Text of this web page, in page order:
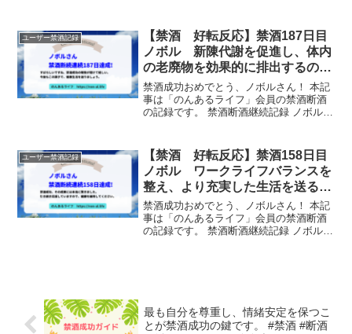
ターからのメッセージ 禁酒、素晴らしい
努力と結果を...
ユーザー禁酒記録
【禁酒 好転反応】禁酒187日目
ノボル 新陳代謝を促進し、体内
の老廃物を効果的に排出するのに
役立ちます。
禁酒成功おめでとう、ノボルさん！ 本記
事は「のんあるライフ」会員の禁酒断酒
の記録です。 禁酒断酒継続記録 ノボルさ
すね、禁酒成功の報告が聞けて嬉しい。
今後もこの調...
ユーザー禁酒記録
【禁酒 好転反応】禁酒158日目
ノボル ワークライフバランスを
整え、より充実した生活を送るこ
とができます。
禁酒成功おめでとう、ノボルさん！ 本記
事は「のんあるライフ」会員の禁酒断酒
の記録です。 禁酒断酒継続記録 ノボルさ
最も自分を尊重し、情緒安定を保つこ
とが禁酒成功の鍵です。 #禁酒 #断酒